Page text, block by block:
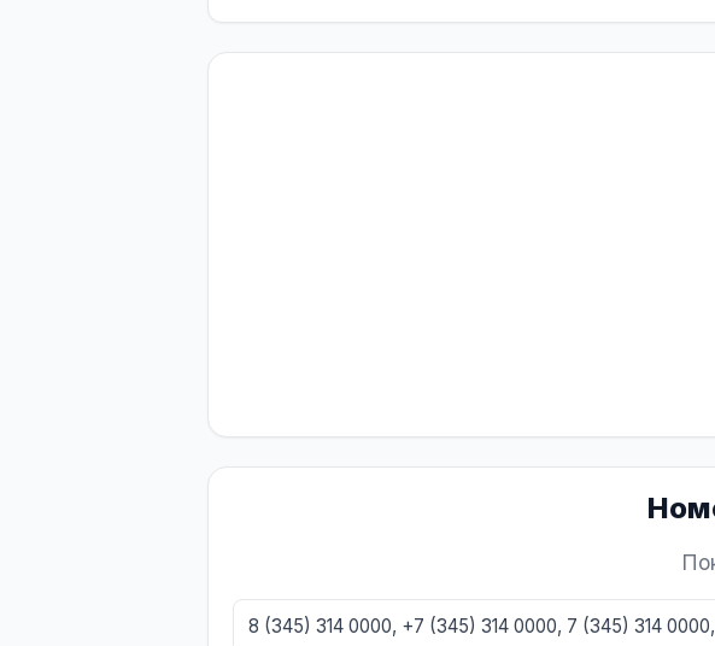
8 (345) 314 0000, +7 (345) 314 0000, 7 (345) 314